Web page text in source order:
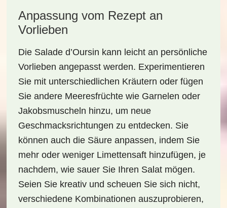
Anpassung vom Rezept an
Vorlieben
Die Salade d’Oursin kann leicht an persönliche
Vorlieben angepasst werden. Experimentieren
Sie mit unterschiedlichen Kräutern oder fügen
Sie andere Meeresfrüchte wie Garnelen oder
Jakobsmuscheln hinzu, um neue
Geschmacksrichtungen zu entdecken. Sie
können auch die Säure anpassen, indem Sie
mehr oder weniger Limettensaft hinzufügen, je
nachdem, wie sauer Sie Ihren Salat mögen.
Seien Sie kreativ und scheuen Sie sich nicht,
verschiedene Kombinationen auszuprobieren,